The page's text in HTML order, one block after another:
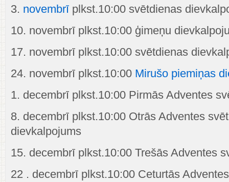
3. novembrī plkst.10:00 svētdienas
10. novembrī plkst.10:00 ģimeņu
17. novembrī plkst.10:00 svētdienas
24. novembrī plkst.10:00 Mirušo piemiņas
1. decembrī plkst.10:00 Pirmās Adventes
8. decembrī plkst.10:00 Otrās Adventes
dievkalpojums
15. decembrī plkst.10:00 Trešās Adventes
22 . decembrī plkst.10:00 Ceturtās